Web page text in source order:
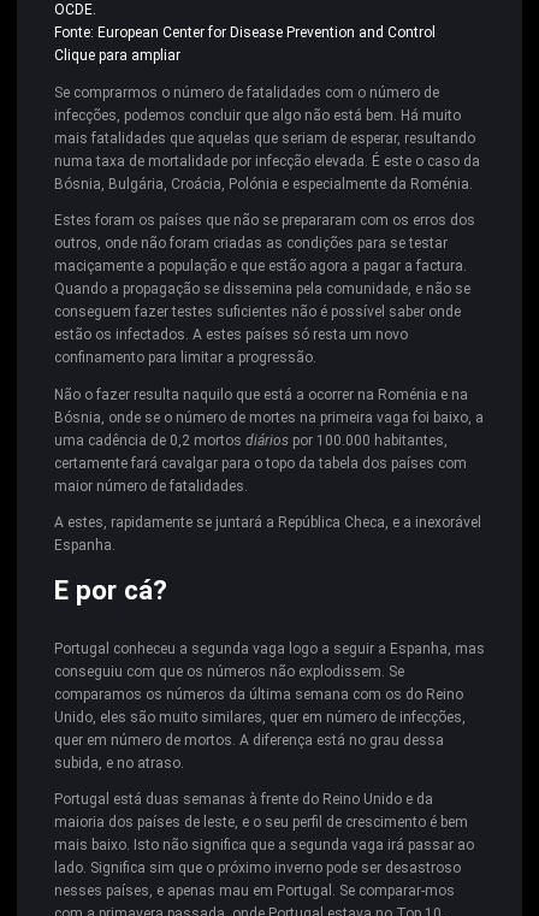
OCDE.
Fonte: European Center for Disease Prevention and Control
Clique para ampliar
Se comprarmos o número de fatalidades com o número de
infecções, podemos concluir que algo não está bem. Há muito
mais fatalidades que aquelas que seriam de esperar, resultando
numa taxa de mortalidade por infecção elevada. É este o caso da
Bósnia, Bulgária, Croácia, Polónia e especialmente da Roménia.
Estes foram os países que não se prepararam com os erros dos
outros, onde não foram criadas as condições para se testar
maciçamente a população e que estão agora a pagar a factura.
Quando a propagação se dissemina pela comunidade, e não se
conseguem fazer testes suficientes não é possível saber onde
estão os infectados. A estes países só resta um novo
confinamento para limitar a progressão.
Não o fazer resulta naquilo que está a ocorrer na Roménia e na
Bósnia, onde se o número de mortes na primeira vaga foi baixo, a
uma cadência de 0,2 mortos diários por 100.000 habitantes,
certamente fará cavalgar para o topo da tabela dos países com
maior número de fatalidades.
A estes, rapidamente se juntará a República Checa, e a inexorável
Espanha.
E por cá?
Portugal conheceu a segunda vaga logo a seguir a Espanha, mas
conseguiu com que os números não explodissem. Se
comparamos os números da última semana com os do Reino
Unido, eles são muito similares, quer em número de infecções,
quer em número de mortos. A diferença está no grau dessa
subida, e no atraso.
Portugal está duas semanas à frente do Reino Unido e da
maioria dos países de leste, e o seu perfil de crescimento é bem
mais baixo. Isto não significa que a segunda vaga irá passar ao
lado. Significa sim que o próximo inverno pode ser desastroso
nesses países, e apenas mau em Portugal. Se comparar-mos